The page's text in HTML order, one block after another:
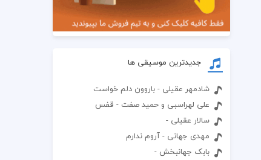
جدیدترین موسیقی ها
شادمهر عقیلی - باروون دلم خواست
علی لهراسبی و حمید صفت - قفس
سالار عقیلی -
مهدی جهانی - آروم ندارم
بابک جهانبخش -